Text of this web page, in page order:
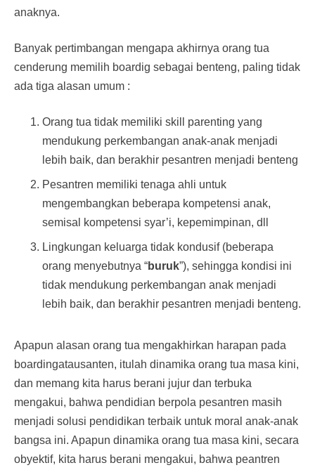
anaknya.
Banyak pertimbangan mengapa akhirnya orang tua
cenderung memilih boardig sebagai benteng, paling tidak
ada tiga alasan umum :
Orang tua tidak memiliki skill parenting yang
mendukung perkembangan anak-anak menjadi
lebih baik, dan berakhir pesantren menjadi benteng
Pesantren memiliki tenaga ahli untuk
mengembangkan beberapa kompetensi anak,
semisal kompetensi syar’i, kepemimpinan, dll
Lingkungan keluarga tidak kondusif (beberapa
orang menyebutnya “buruk”), sehingga kondisi ini
tidak mendukung perkembangan anak menjadi
lebih baik, dan berakhir pesantren menjadi benteng.
Apapun alasan orang tua mengakhirkan harapan pada
boardingatausanten, itulah dinamika orang tua masa kini,
dan memang kita harus berani jujur dan terbuka
mengakui, bahwa pendidian berpola pesantren masih
menjadi solusi pendidikan terbaik untuk moral anak-anak
bangsa ini. Apapun dinamika orang tua masa kini, secara
obyektif, kita harus berani mengakui, bahwa peantren